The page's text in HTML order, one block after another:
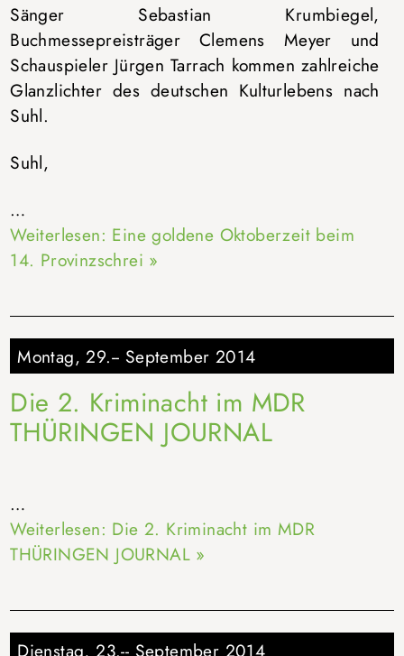
Sänger Sebastian Krumbiegel,
Buchmessepreisträger Clemens Meyer und
Schauspieler Jürgen Tarrach kommen zahlreiche
Glanzlichter des deutschen Kulturlebens nach
Suhl.
Suhl,
…
Weiterlesen: Eine goldene Oktoberzeit beim
14. Provinzschrei »
Montag, 29.-- September 2014
Die 2. Kriminacht im MDR
THÜRINGEN JOURNAL
…
Weiterlesen: Die 2. Kriminacht im MDR
THÜRINGEN JOURNAL »
Dienstag, 23.-- September 2014